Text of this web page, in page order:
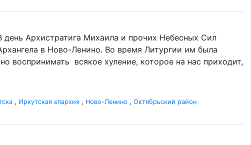
день Архистратига Михаила и прочих Небесных Сил
в Ново-Ленино. Во время Литургии им была
воспринимать всякое хуление, которое на нас приходит,
, Иркутская епархия , Ново-Ленино , Октябрьский район